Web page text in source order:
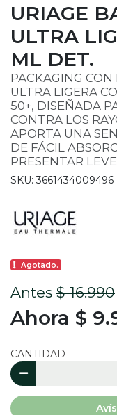
URIAGE
ULTRA
ML DET.
PACKAGING CON
ULTRA LIGERA
50+, DISEÑADA
CONTRA LOS
APORTA UNA
DE FÁCIL
PRESENTAR
SKU: 3661434009496
Agotado.
Antes $ 16.990
Ahora $
CANTIDAD